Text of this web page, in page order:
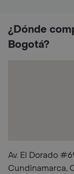
¿Dónde
Bogotá?
Av. El Dorado
Cundinamarca,